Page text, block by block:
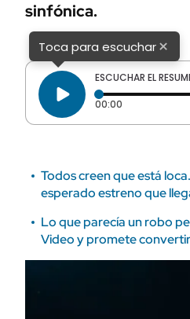
sinfónica.
Toca para escuchar×
ESCUCHAR EL
00:00 Tiempo
Todos creen que está
esperado estreno que
Lo que parecía un robo
Video y promete